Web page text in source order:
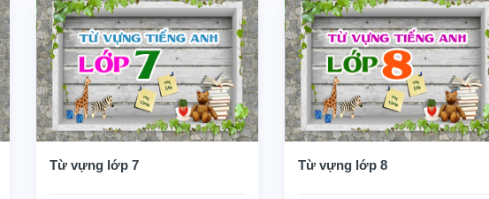
Từ vựng lớp 7 Từ vựng lớp 8